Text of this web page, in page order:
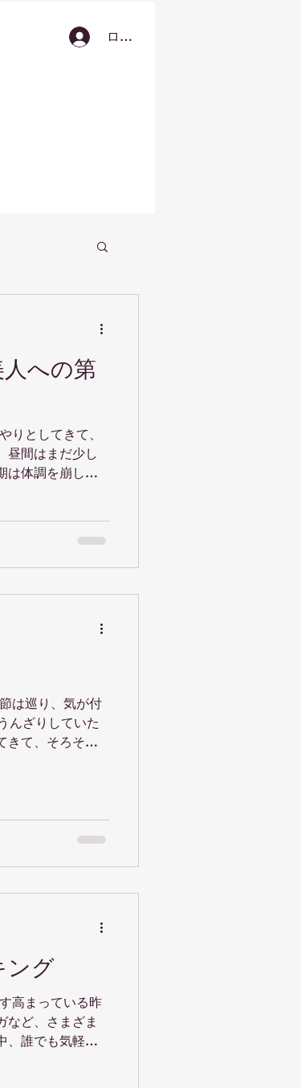
ログイン
への第
りとしてきて、
昼間はまだ少し
は体調を崩しや
大切です。 今
歩について書き
なる…という方
と血流が滞り、
。スマホを見
ろに引くよう意
をするだけで
ます。 私の
女の姿勢の美し
は巡り、気が付
んざりしていた
きて、そろそろ
ング
高まっている昨
など、さまざま
、誰でも気軽に